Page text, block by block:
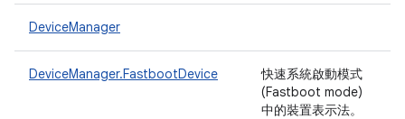
DeviceManager
DeviceManager.FastbootDevice
快速系統啟動模式
(Fastboot mode)
中的裝置表示法。